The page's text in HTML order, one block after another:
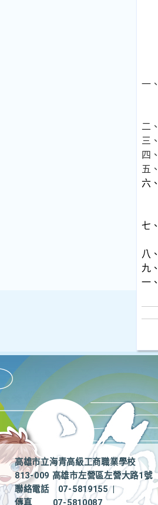
一、
二、
三、
四、
五、
六、
七、
八、
九、
一、
高雄市立海青高級工商職業學校
813-009 高雄市左營區左營大路1號
聯絡電話
07-5819155
|
傳真
07-5810087